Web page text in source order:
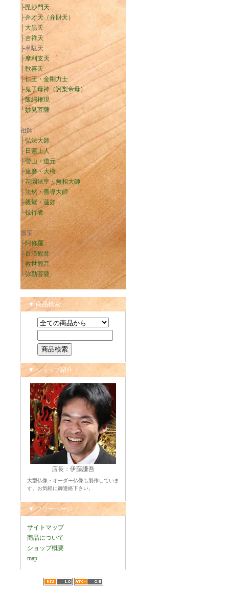
├毘沙門天
├弁才天（弁財天）
├大黒天
├吉祥天
├韋駄天
├摩利支天
├歓喜天
├仁王・金剛力士
├鬼子母神（訶梨帝母）
├飯縄権現
└妙見菩薩
祖師
├弘法大師
├日蓮上人
├瑩山・道元
├達磨・大権
├花園法皇・無相大師
├法然・善導大師
├親鸞・蓮如
└役行者
国宝
├阿修羅
├百済観音
├救世観音
└弥勒菩薩
▼ 商品検索
▼ ショップ紹介
店長：伊藤謙吾
大型仏像・オーダー仏像も製作していま
す。お気軽に御連絡下さい。
▼ フリーページ
サイトマップ
商品について
ショップ概要
map